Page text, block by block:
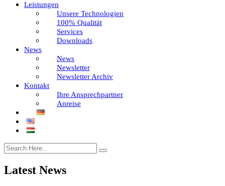
Leistungen
Unsere Technologien
100% Qualität
Services
Downloads
News
News
Newsletter
Newsletter Archiv
Kontakt
Ihre Ansprechpartner
Anreise
Latest News